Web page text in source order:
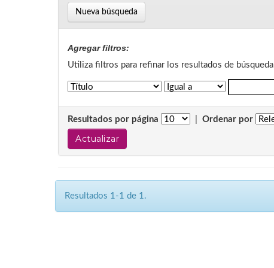
Nueva búsqueda
Agregar filtros:
Utiliza filtros para refinar los resultados de búsqueda
Resultados por página Ordenar por
Resultados 1-1 de 1.